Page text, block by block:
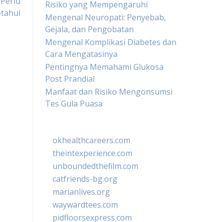
Risiko yang Mempengaruhi
Mengenal Neuropati: Penyebab,
Gejala, dan Pengobatan
Mengenal Komplikasi Diabetes dan
Cara Mengatasinya
Pentingnya Memahami Glukosa
Post Prandial
Manfaat dan Risiko Mengonsumsi
Tes Gula Puasa
okhealthcareers.com
theintexperience.com
unboundedthefilm.com
catfriends-bg.org
marianlives.org
waywardtees.com
pidfloorsexpress.com